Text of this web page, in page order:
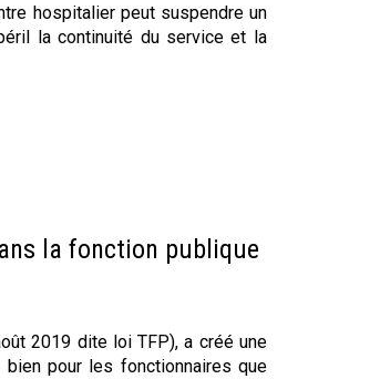
hospitalier peut suspendre un
la continuité du service et la
la fonction publique
2019 dite loi TFP), a créé une
pour les fonctionnaires que